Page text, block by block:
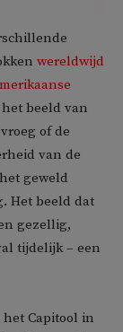
wereldwijd
beeld van
vroeg of de
van de
geweld
Het beeld dat
gezellig,
tijdelijk – een
Capitool in